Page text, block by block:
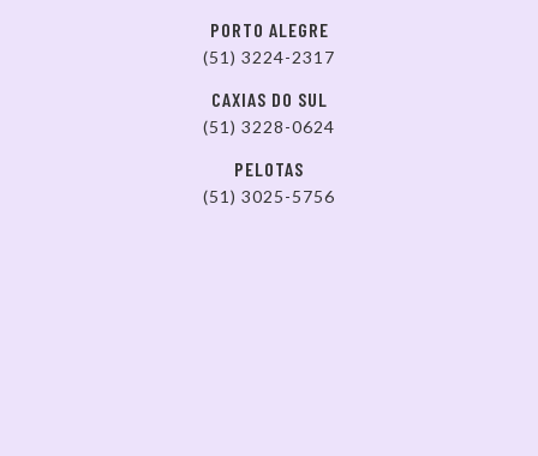
PORTO ALEGRE
(51) 3224-2317
CAXIAS DO SUL
(51) 3228-0624
PELOTAS
(51) 3025-5756